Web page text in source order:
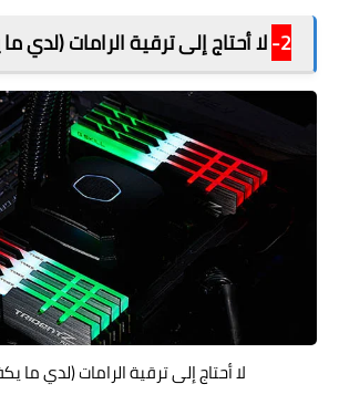
2- لا أحتاج إلى ترقية الرامات (لدي
لا أحتاج إلى ترقية الرامات (لدي ما